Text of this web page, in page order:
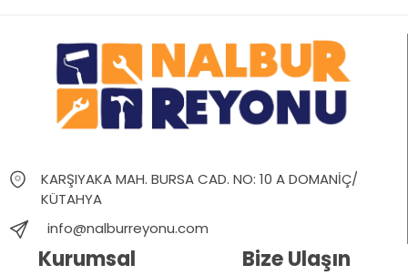
KARŞIYAKA MAH. BURSA CAD. NO: 10 A DOMANİÇ/
KÜTAHYA
info@nalburreyonu.com
Kurumsal Bize Ulaşın